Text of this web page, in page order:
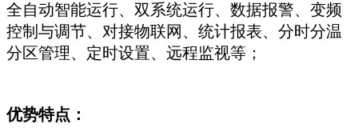
全自动智能运行、双系统运行、数据报警、变频
控制与调节、对接物联网、统计报表、分时分温
分区管理、定时设置、远程监视等；
优势特点：